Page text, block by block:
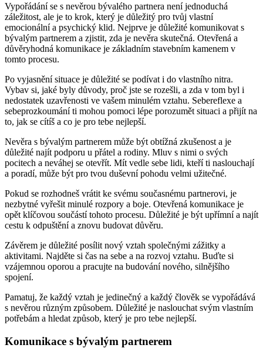
Vypořádání se s nevěrou bývalého partnera není jednoduchá
záležitost, ale je to krok, který je důležitý pro tvůj vlastní
emocionální a psychický klid. Nejprve je důležité komunikovat s
bývalým partnerem a zjistit, zda je nevěra skutečná. Otevřená a
důvěryhodná komunikace je základním stavebním kamenem v
tomto procesu.
Po vyjasnění situace je důležité se podívat i do vlastního nitra.
Vybav si, jaké byly důvody, proč jste se rozešli, a zda v tom byl i
nedostatek uzavřenosti ve vašem minulém vztahu. Sebereflexe a
sebeprozkoumání ti mohou pomoci lépe porozumět situaci a přijít na
to, jak se cítíš a co je pro tebe nejlepší.
Nevěra s bývalým partnerem může být obtížná zkušenost a je
důležité najít podporu u přátel a rodiny. Mluv s nimi o svých
pocitech a neváhej se otevřít. Mít vedle sebe lidi, kteří ti naslouchají
a poradí, může být pro tvou duševní pohodu velmi užitečné.
Pokud se rozhodneš vrátit ke svému současnému partnerovi, je
nezbytné vyřešit minulé rozpory a boje. Otevřená komunikace je
opět klíčovou součástí tohoto procesu. Důležité je být upřímní a najít
cestu k odpuštění a znovu budovat důvěru.
Závěrem je důležité posílit nový vztah společnými zážitky a
aktivitami. Najděte si čas na sebe a na rozvoj vztahu. Buďte si
vzájemnou oporou a pracujte na budování nového, silnějšího
spojení.
Pamatuj, že každý vztah je jedinečný a každý člověk se vypořádává
s nevěrou různým způsobem. Důležité je naslouchat svým vlastním
potřebám a hledat způsob, který je pro tebe nejlepší.
Komunikace s bývalým partnerem